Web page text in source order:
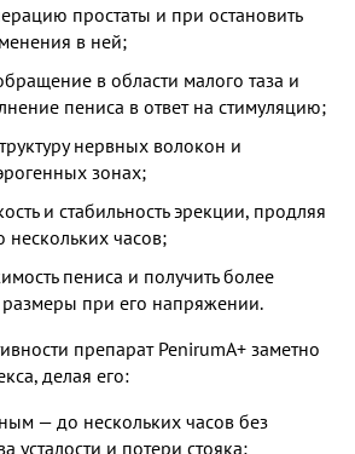
простаты и при остановить
в ней;
в области малого таза и
пениса в ответ на стимуляцию;
нервных волокон и
зонах;
и стабильность эрекции, продляя
нескольких часов;
пениса и получить более
при его напряжении.
препарат PenirumA+ заметно
делая его:
— до нескольких часов без
усталости и потери стояка;